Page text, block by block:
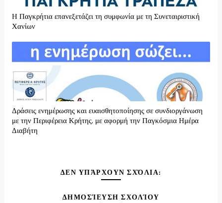
H Παγκρήτια επανεξετάζει τη συμφωνία με τη Συνεταιριστική
Χανίων
Δράσεις ενημέρωσης και ευαισθητοποίησης σε συνδιοργάνωση
με την Περιφέρεια Κρήτης, με αφορμή την Παγκόσμια Ημέρα
Διαβήτη
ΔΕΝ ΥΠΆΡΧΟΥΝ ΣΧΌΛΙΑ:
ΔΗΜΟΣΊΕΥΣΗ ΣΧΟΛΊΟΥ